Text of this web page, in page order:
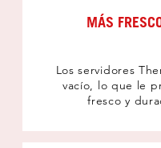
MÁS
Los servidores
vacío, lo que le
fresco y